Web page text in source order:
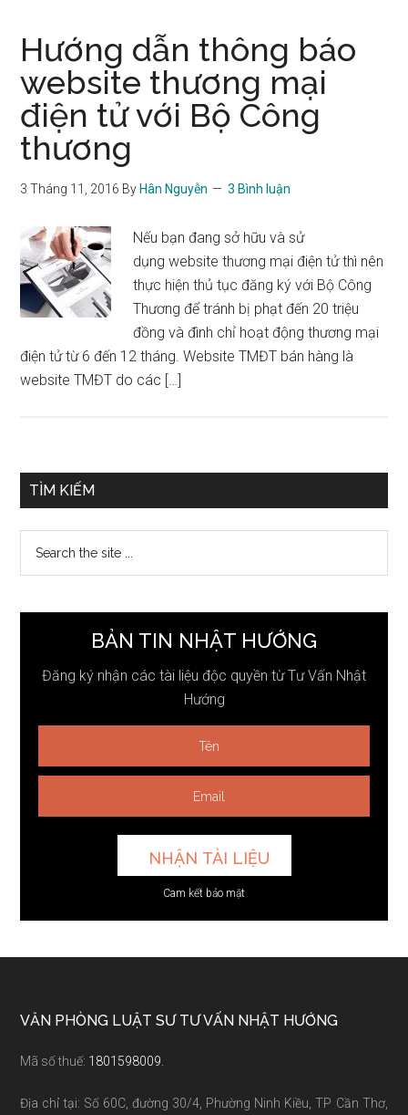
Hướng dẫn thông báo
website thương mại
điện tử với Bộ Công
thương
3 Tháng 11, 2016 By Hân Nguyễn 3 Bình luận
Nếu bạn đang sở hữu và sử
dụng website thương mại điện tử thì nên
thực hiện thủ tục đăng ký với Bộ Công
Thương để tránh bị phạt đến 20 triệu
đồng và đình chỉ hoạt động thương mại
điện tử từ 6 đến 12 tháng. Website TMĐT bán hàng là
website TMĐT do các […]
Sidebar
TÌM KIẾM
...
BẢN TIN NHẬT HƯỚNG
Đăng ký nhận các tài liệu độc quyền từ Tư Vấn Nhật
Hướng
Cam kết bảo mật
Footer
VĂN PHÒNG LUẬT SƯ TƯ VẤN NHẬT HƯỚNG
Mã số thuế: 1801598009.
Địa chỉ tại: Số 60C, đường 30/4, Phường Ninh Kiều, TP Cần Thơ,